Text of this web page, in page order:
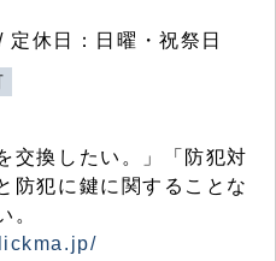
休日：日曜・祝祭日
交換したい。」「防犯対
防犯に鍵に関することな
。